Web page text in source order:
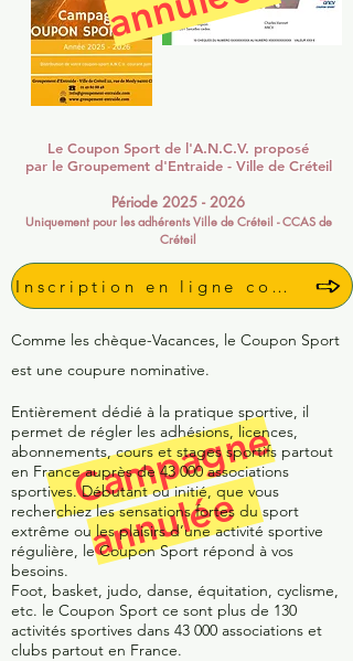
Le Coupon Sport de l'A.N.C.V. proposé
par le Groupement d'Entraide - Ville de Créteil
Période 2025 - 2026
Uniquement pour les adhérents Ville de Créteil - CCAS de
Créteil
Inscription en ligne coupon sport 2025
C
a
m
p
a
g
n
e
a
n
n
u
l
é
e
Comme les chèque-Vacances, le Coupon Sport
est une coupure nominative.
Entièrement dédié à la pratique sportive, il
permet de régler les adhésions, licences,
abonnements, cours et stages sportifs partout
en France auprès de 43 000 associations
sportives. Débutant ou initié, que vous
recherchiez les sensations fortes du sport
extrême ou les plaisirs d’une activité sportive
régulière, le Coupon Sport répond à vos
besoins.
Foot, basket, judo, danse, équitation, cyclisme,
etc. le Coupon Sport ce sont plus de 130
activités sportives dans 43 000 associations et
clubs partout en France.